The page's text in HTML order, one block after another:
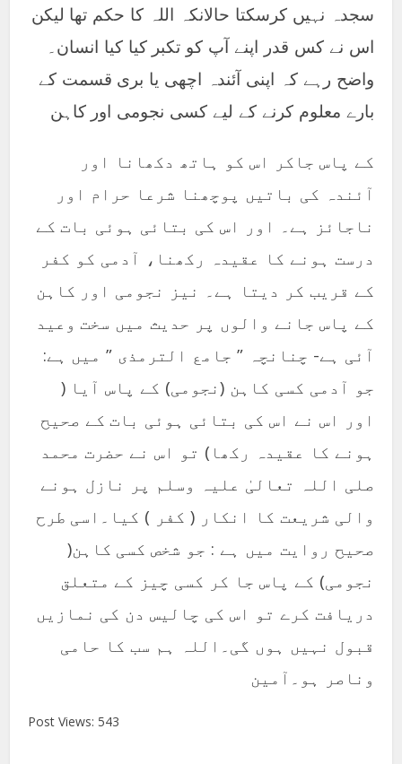
سجدہ نہیں کرسکتا حالانکہ اللہ کا حکم تھا لیکن
اس نے کس قدر اپنے آپ کو تکبر کیا کیا انسان۔
واضح رہے کہ اپنی آئندہ اچھی یا بری قسمت کے
بارے معلوم کرنے کے لیے کسی نجومی اور کاہن
کے پاس جاکر اس کو ہاتھ دکھانا اور
آئندہ کی باتیں پوچھنا شرعا حرام اور
ناجائز ہے۔ اور اس کی بتائی ہوئی بات کے
درست ہونے کا عقیدہ رکھنا، آدمی کو کفر
کے قریب کر دیتا ہے۔ نیز نجومی اور کاہن
کے پاس جانے والوں پر حدیث میں سخت وعید
آئی ہے- چنانچہ ” جامع الترمذی ” میں ہے:
جو آدمی کسی کاہن (نجومی) کے پاس آیا (
اور اس نے اس کی بتائی ہوئی بات کے صحیح
ہونے کا عقیدہ رکھا) تو اس نے حضرت محمد
صلی اللہ تعالیٰ علیہ وسلم پر نازل ہونے
والی شریعت کا انکار ( کفر ) کیا۔اسی طرح
صحیح روایت میں ہے : جو شخص کسی کاہن(
نجومی) کے پاس جا کر کسی چیز کے متعلق
دریافت کرے تو اس کی چالیس دن کی نمازیں
قبول نہیں ہوں گی۔اللہ ہم سب کا حامی
وناصر ہو۔آمین
Post Views: 543